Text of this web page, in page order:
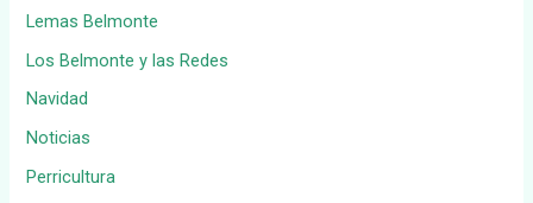
Lemas Belmonte
Los Belmonte y las Redes
Navidad
Noticias
Perricultura